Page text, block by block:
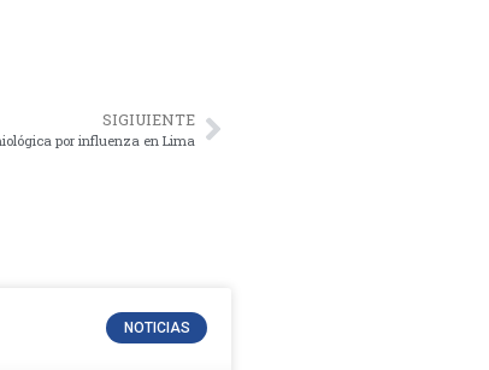
SIGIUIENTE
por influenza en Lima
NOTICIAS